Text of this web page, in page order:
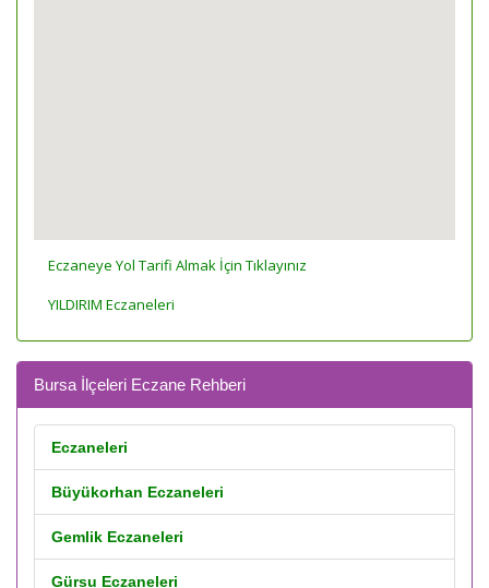
Eczaneye Yol Tarifi Almak İçin Tıklayınız
YILDIRIM Eczaneleri
Bursa İlçeleri Eczane Rehberi
Eczaneleri
Büyükorhan Eczaneleri
Gemlik Eczaneleri
Gürsu Eczaneleri